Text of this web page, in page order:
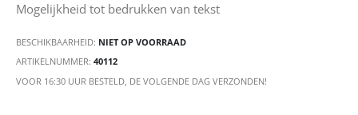
Mogelijkheid tot bedrukken van tekst
BESCHIKBAARHEID: NIET OP VOORRAAD
ARTIKELNUMMER 40112
VOOR 16:30 UUR BESTELD, DE VOLGENDE DAG VERZONDEN!